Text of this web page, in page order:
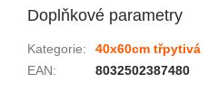
Doplňkové parametry
Kategorie:
40x60cm třpytivá
EAN: 8032502387480